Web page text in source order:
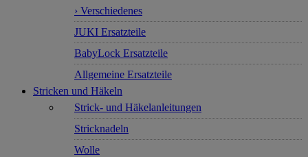
› Verschiedenes
JUKI Ersatzteile
BabyLock Ersatzteile
Allgemeine Ersatzteile
Stricken und Häkeln
Strick- und Häkelanleitungen
Stricknadeln
Wolle